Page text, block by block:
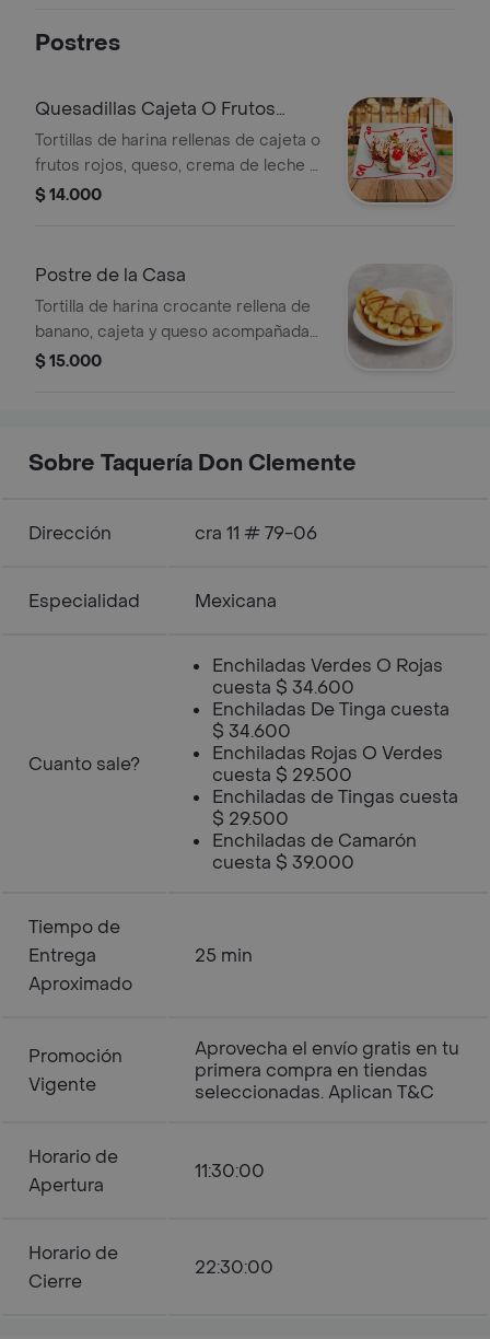
Postres
Quesadillas Cajeta O Frutos
Rojos
Tortillas de harina rellenas de cajeta o
frutos rojos, queso, crema de leche y
una bola de helado.
$ 14.000
Postre de la Casa
Tortilla de harina crocante rellena de
banano, cajeta y queso acompañada
con helado .
$ 15.000
Sobre Taquería Don Clemente
Dirección cra 11 # 79-06
Especialidad Mexicana
Cuanto sale?
Enchiladas Verdes O Rojas
cuesta $ 34.600
Enchiladas De Tinga cuesta
$ 34.600
Enchiladas Rojas O Verdes
cuesta $ 29.500
Enchiladas de Tingas cuesta
$ 29.500
Enchiladas de Camarón
cuesta $ 39.000
Tiempo de
Entrega
Aproximado
25 min
Promoción
Vigente
Aprovecha el envío gratis en tu
primera compra en tiendas
seleccionadas. Aplican T&C
Horario de
Apertura
11:30:00
Horario de
Cierre
22:30:00